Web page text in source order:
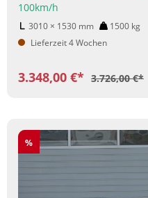
100km/h
3010 × 1530 mm 1500 kg
Lieferzeit 4 Wochen
3.348,00 €* 3.726,00 €*
Rabatt
%